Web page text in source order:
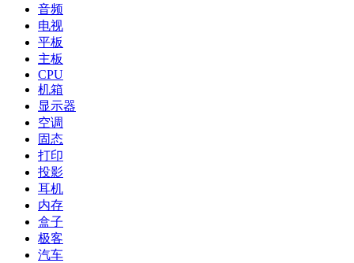
音频
电视
平板
主板
CPU
机箱
显示器
空调
固态
打印
投影
耳机
内存
盒子
极客
汽车